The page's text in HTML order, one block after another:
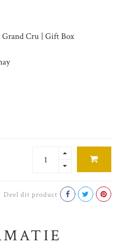
Cru | Gift Box
Deel dit product